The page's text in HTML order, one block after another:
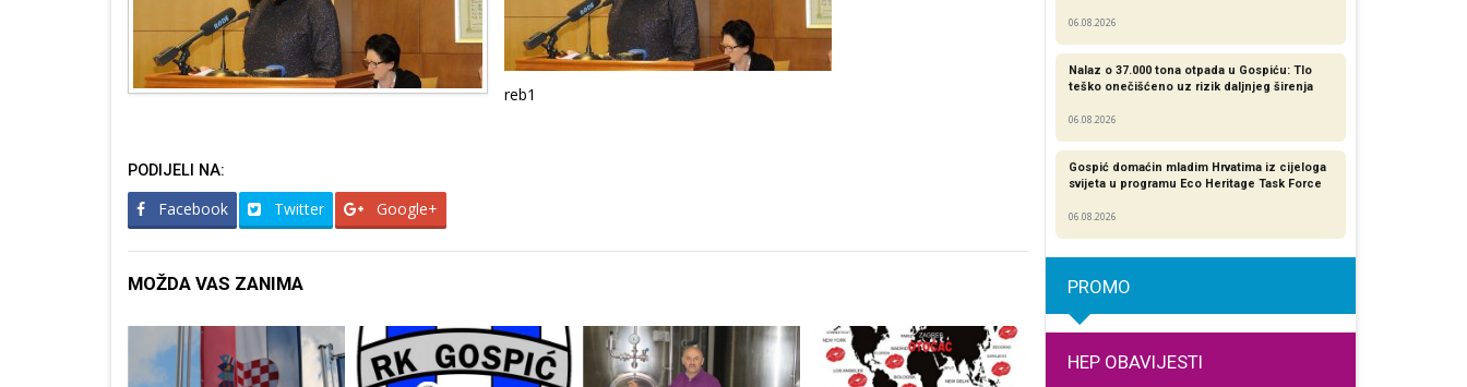
reb1
PODIJELI NA:
Facebook Twitter Google+
MOŽDA VAS ZANIMA
06.08.2026
Nalaz o 37.000 tona otpada u Gospiću: Tlo
teško onečišćeno uz rizik daljnjeg širenja
06.08.2026
Gospić domaćin mladim Hrvatima iz cijeloga
svijeta u programu Eco Heritage Task Force
06.08.2026
PROMO
HEP OBAVIJESTI